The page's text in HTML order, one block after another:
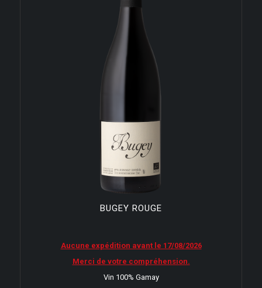
BUGEY ROUGE
Aucune expédition avant le 17/08/2026
Merci de votre compréhension.
Vin 100% Gamay